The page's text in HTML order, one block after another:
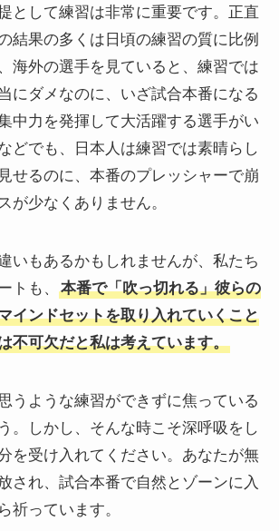
として練習は非常に重要です。正直
結果の多くは日頃の練習の質に比例
海外の選手を見ていると、練習では
にダメなのに、いざ試合本番になる
中力を発揮して大活躍する選手がい
どでも、日本人は練習では素晴らし
せるのに、本番のプレッシャーで崩
が少なくありません。
いもあるかもしれませんが、私たち
トも、
本番で「吹っ切れる」彼らの
インドセットを取り入れていくこと
不可欠だと私は考えています。
うような練習ができずに焦っている
。しかし、そんな時こそ深呼吸をし
を受け入れてください。あなたが無
され、試合本番で自然とゾーンに入
祈っています。